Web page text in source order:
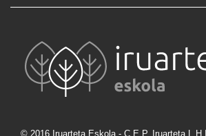
© 2016 Iruarteta Eskola - C.E.P. Iruarteta L.H.I.